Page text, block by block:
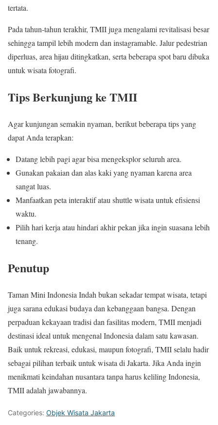
tertata.
Pada tahun-tahun terakhir, TMII juga mengalami revitalisasi besar
sehingga tampil lebih modern dan instagramable. Jalur pedestrian
diperluas, area hijau ditingkatkan, serta beberapa spot baru dibuka
untuk wisata fotografi.
Tips Berkunjung ke TMII
Agar kunjungan semakin nyaman, berikut beberapa tips yang
dapat Anda terapkan:
Datang lebih pagi agar bisa mengeksplor seluruh area.
Gunakan pakaian dan alas kaki yang nyaman karena area
sangat luas.
Manfaatkan peta interaktif atau shuttle wisata untuk efisiensi
waktu.
Pilih hari kerja atau hindari akhir pekan jika ingin suasana lebih
tenang.
Penutup
Taman Mini Indonesia Indah bukan sekadar tempat wisata, tetapi
juga sarana edukasi budaya dan kebanggaan bangsa. Dengan
perpaduan kekayaan tradisi dan fasilitas modern, TMII menjadi
destinasi ideal untuk mengenal Indonesia dalam satu kawasan.
Baik untuk rekreasi, edukasi, maupun fotografi, TMII selalu hadir
sebagai pilihan terbaik untuk wisata di Jakarta. Jika Anda ingin
menikmati keindahan nusantara tanpa harus keliling Indonesia,
TMII adalah jawabannya.
Categories: Objek Wisata Jakarta